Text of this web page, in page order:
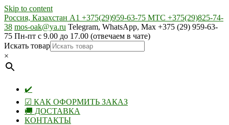
Skip to content
Россия, Казахстан А1 +375(29)959-63-75 МТС +375(29)825-74-
38 mos-oak@ya.ru Telegram, WhatsApp, Max +375 (29) 959-63-
75 Пн-пт с 9.00 до 17.00 (отвечаем в чате)
Искать товар
×
✔️
☑ КАК ОФОРМИТЬ ЗАКАЗ
🚚 ДОСТАВКА
КОНТАКТЫ